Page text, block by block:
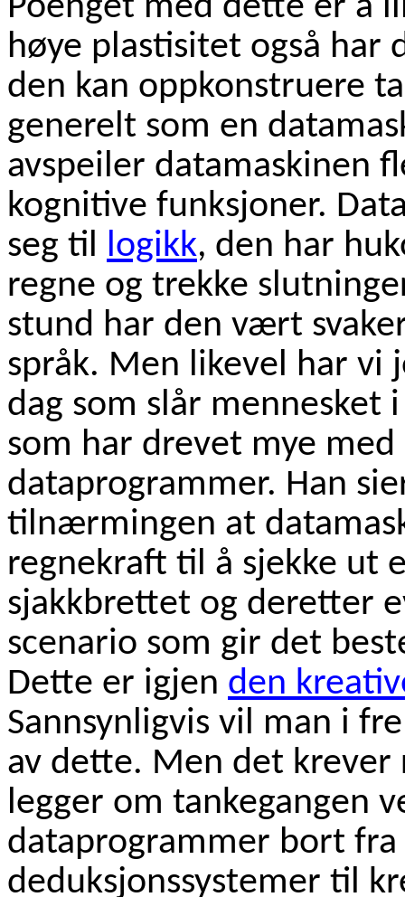
høye plastisitet også har
den kan oppkonstruere
generelt som en
avspeiler datamaskinen
kognitive funksjoner.
seg til logikk, den har
regne og trekke
stund har den vært
språk. Men likevel har vi
dag som slår mennesket
som har drevet mye
dataprogrammer. Han
tilnærmingen at
regnekraft til å sjekke ut
sjakkbrettet og deretter
scenario som gir det
Dette er igjen den
Sannsynligvis vil man i
av dette. Men det krever
legger om tankegangen
dataprogrammer bort fra
deduksjonssystemer til